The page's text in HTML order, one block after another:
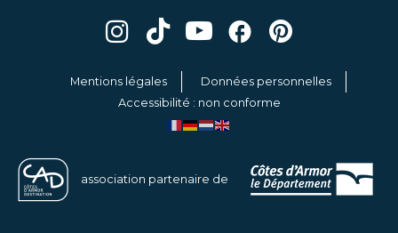
Mentions légales
Données personnelles
Accessibilité : non conforme
association partenaire de